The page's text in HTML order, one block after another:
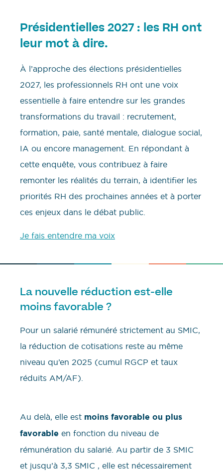
Présidentielles 2027 : les RH ont
leur mot à dire.
À l’approche des élections présidentielles
2027, les professionnels RH ont une voix
essentielle à faire entendre sur les grandes
transformations du travail : recrutement,
formation, paie, santé mentale, dialogue social,
IA ou encore management. En répondant à
cette enquête, vous contribuez à faire
remonter les réalités du terrain, à identifier les
priorités RH des prochaines années et à porter
ces enjeux dans le débat public.
Je fais entendre ma voix
La nouvelle réduction est-elle
moins favorable ?
Pour un salarié rémunéré strictement au SMIC,
la réduction de cotisations reste au même
niveau qu’en 2025 (cumul RGCP et taux
réduits AM/AF).
Au delà, elle est moins favorable ou plus
favorable en fonction du niveau de
rémunération du salarié. Au partir de 3 SMIC
et jusqu’à 3,3 SMIC , elle est nécessairement